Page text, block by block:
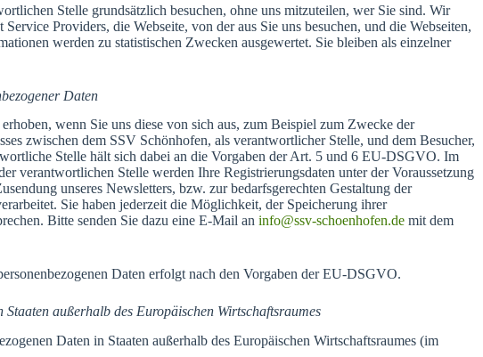
Stelle grundsätzlich besuchen, ohne uns mitzuteilen, wer Sie sind. Wir
Providers, die Webseite, von der aus Sie uns besuchen, und die Webseiten,
werden zu statistischen Zwecken ausgewertet. Sie bleiben als einzelner
Daten
wenn Sie uns diese von sich aus, zum Beispiel zum Zwecke der
zwischen dem SSV Schönhofen, als verantwortlicher Stelle, und dem Besucher,
Stelle hält sich dabei an die Vorgaben der Art. 5 und 6 EU-DSGVO. Im
verantwortlichen Stelle werden Ihre Registrierungsdaten unter der Voraussetzung
unseres Newsletters, bzw. zur bedarfsgerechten Gestaltung der
Sie haben jederzeit die Möglichkeit, der Speicherung ihrer
Bitte senden Sie dazu eine E-Mail an info@ssv-schoenhofen.de mit dem
Daten erfolgt nach den Vorgaben der EU-DSGVO.
außerhalb des Europäischen Wirtschaftsraumes
Daten in Staaten außerhalb des Europäischen Wirtschaftsraumes (im